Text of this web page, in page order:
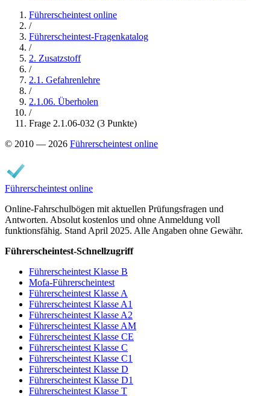
Führerscheintest online
/
Führerscheintest-Fragenkatalog
/
2. Zusatzstoff
/
2.1. Gefahrenlehre
/
2.1.06. Überholen
/
Frage 2.1.06-032 (3 Punkte)
© 2010 — 2026 Führerscheintest online
Führerscheintest online
Online-Fahrschulbögen mit aktuellen Prüfungsfragen und
Antworten. Absolut kostenlos und ohne Anmeldung voll
funktionsfähig. Stand April 2025. Alle Angaben ohne Gewähr.
Führerscheintest-Schnellzugriff
Führerscheintest Klasse B
Mofa-Führerscheintest
Führerscheintest Klasse A
Führerscheintest Klasse A1
Führerscheintest Klasse A2
Führerscheintest Klasse AM
Führerscheintest Klasse CE
Führerscheintest Klasse C
Führerscheintest Klasse C1
Führerscheintest Klasse D
Führerscheintest Klasse D1
Führerscheintest Klasse T